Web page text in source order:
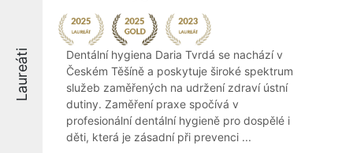
Laureáti
Dentální hygiena Daria Tvrdá se nachází v
Českém Těšíně a poskytuje široké spektrum
služeb zaměřených na udržení zdraví ústní
dutiny. Zaměření praxe spočívá v
profesionální dentální hygieně pro dospělé i
děti, která je zásadní při prevenci ...